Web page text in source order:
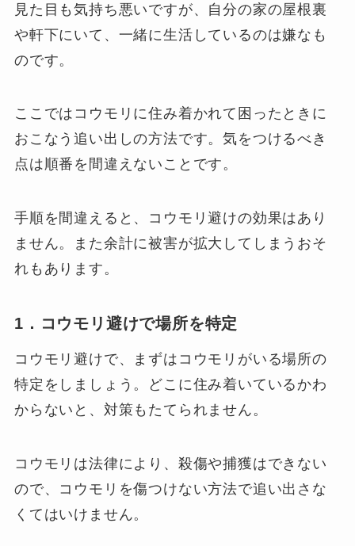
見た目も気持ち悪いですが、自分の家の屋根裏
や軒下にいて、一緒に生活しているのは嫌なも
のです。
ここではコウモリに住み着かれて困ったときに
おこなう追い出しの方法です。気をつけるべき
点は順番を間違えないことです。
手順を間違えると、コウモリ避けの効果はあり
ません。また余計に被害が拡大してしまうおそ
れもあります。
1．コウモリ避けで場所を特定
コウモリ避けで、まずはコウモリがいる場所の
特定をしましょう。どこに住み着いているかわ
からないと、対策もたてられません。
コウモリは法律により、殺傷や捕獲はできない
ので、コウモリを傷つけない方法で追い出さな
くてはいけません。